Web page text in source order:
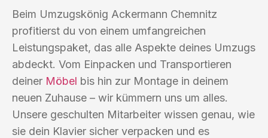
Beim Umzugskönig Ackermann Chemnitz
profitierst du von einem umfangreichen
Leistungspaket, das alle Aspekte deines Umzugs
abdeckt. Vom Einpacken und Transportieren
deiner Möbel bis hin zur Montage in deinem
neuen Zuhause – wir kümmern uns um alles.
Unsere geschulten Mitarbeiter wissen genau, wie
sie dein Klavier sicher verpacken und es